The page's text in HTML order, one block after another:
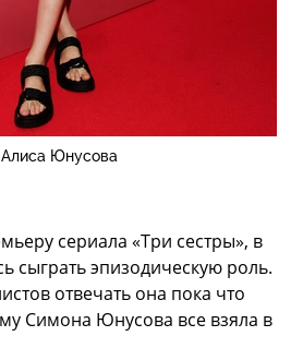
Алиса Юнусова
сериала «Три сестры», в
сыграть эпизодическую роль.
отвечать она пока что
Симона Юнусова все взяла в